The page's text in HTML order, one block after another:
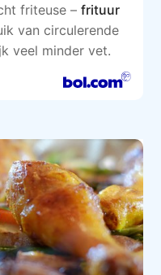
friteuse –frituur
van circulerende
veel minder vet.